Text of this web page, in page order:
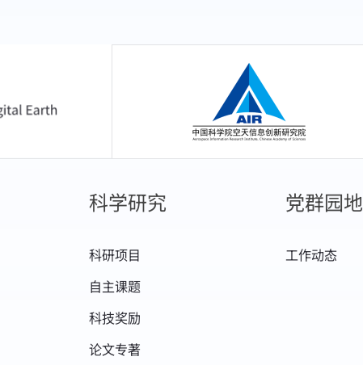
中国科学院空天信息创新研究院
科学研究
科研项目
自主课题
科技奖励
论文专著
党群园地
工作动态